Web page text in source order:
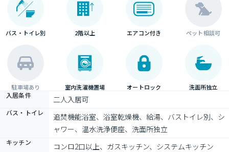
バス・トイレ別 2階以上 エアコン付き ペット相談可
駐車場あり 室内洗濯機置場 オートロック 洗面所独立
入居条件 二人入居可
バス・トイレ
追焚機能浴室、浴室乾燥機、給湯、バストイレ別、シ
ャワー、温水洗浄便座、洗面所独立
キッチン コンロ2口以上、ガスキッチン、システムキッチン